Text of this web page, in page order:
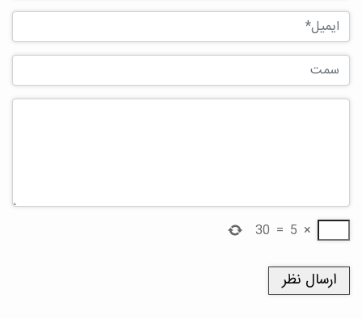
×
5
=
30